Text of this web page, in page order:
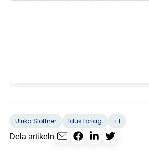
Ulrika Slottner Idus förlag
+1
Dela artikeln